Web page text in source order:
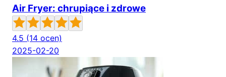
Air Fryer: chrupiące i zdrowe
4.5 (14 ocen)
2025-02-20